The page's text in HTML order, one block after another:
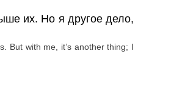
их. Но я другое дело,
But with me, it’s another thing; I